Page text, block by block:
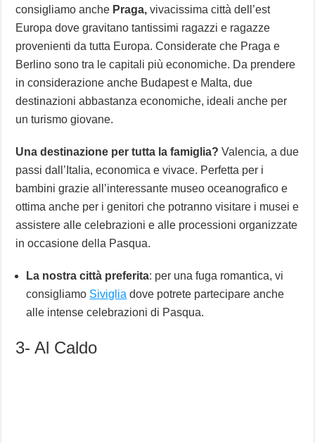
consigliamo anche Praga, vivacissima città dell’est
Europa dove gravitano tantissimi ragazzi e ragazze
provenienti da tutta Europa. Considerate che Praga e
Berlino sono tra le capitali più economiche. Da prendere
in considerazione anche Budapest e Malta, due
destinazioni abbastanza economiche, ideali anche per
un turismo giovane.
Una destinazione per tutta la famiglia? Valencia, a due
passi dall’Italia, economica e vivace. Perfetta per i
bambini grazie all’interessante museo oceanografico e
ottima anche per i genitori che potranno visitare i musei e
assistere alle celebrazioni e alle processioni organizzate
in occasione della Pasqua.
La nostra città preferita: per una fuga romantica, vi
consigliamo Siviglia dove potrete partecipare anche
alle intense celebrazioni di Pasqua.
3- Al Caldo